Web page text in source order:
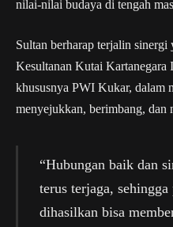
nilai-nilai budaya di tengah
Sultan berharap terjalin sinergi
Kesultanan Kutai Kartanegara
khususnya PWI Kukar, dalam
menyejukkan, berimbang, dan
“Hubungan baik dan
terus terjaga,
dihasilkan bisa